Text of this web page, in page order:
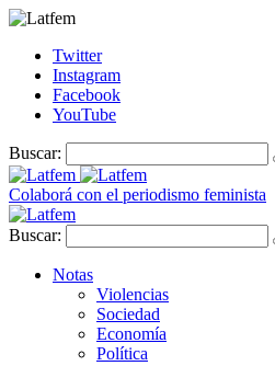
Twitter
Instagram
Facebook
YouTube
Buscar:
Colaborá con el periodismo feminista
Buscar:
Notas
Violencias
Sociedad
Economía
Política